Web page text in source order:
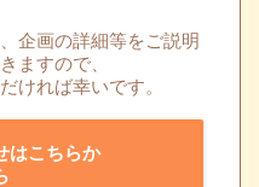
企画の詳細等をご説明
ますので、
ければ幸いです。
はこちらか